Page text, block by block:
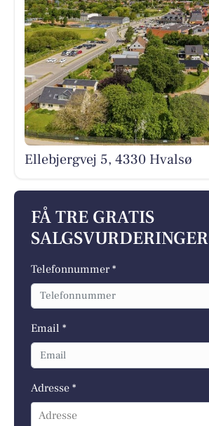
Ellebjergvej 5, 4330 Hvalsø
FÅ TRE GRATIS
SALGSVURDERINGER
Telefonnummer *
Email *
Adresse *
Adresse